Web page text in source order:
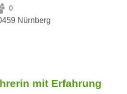
0
Nürnberg
mit Erfahrung